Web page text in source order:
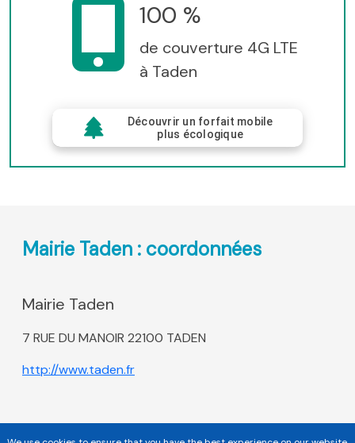
100 %
de couverture 4G LTE
à Taden
Découvrir un forfait mobile
plus écologique
Mairie Taden : coordonnées
Mairie Taden
7 RUE DU MANOIR 22100 TADEN
http://www.taden.fr